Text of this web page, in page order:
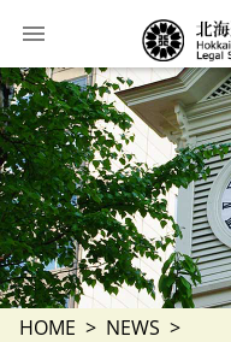
HOME
NEWS